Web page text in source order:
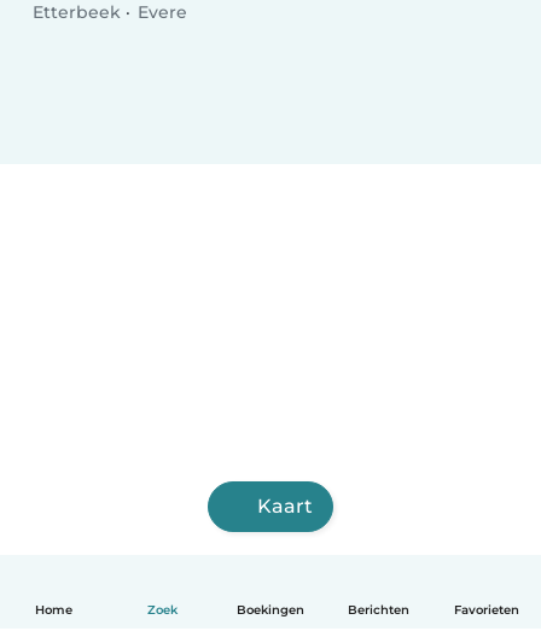
Home Zoek Boekingen Berichten Favorieten
Etterbeek
Evere
Kaart